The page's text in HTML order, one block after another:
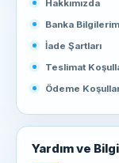
Hakkımızda
Banka
İade Şartları
Teslimat
Ödeme
Yardım ve Bilgi